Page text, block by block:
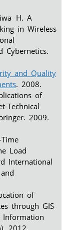
H. A
in Wireless
Cybernetics.
and Quality
. 2008.
of
Technical
2009.
Load
International
of
through GIS
2012.